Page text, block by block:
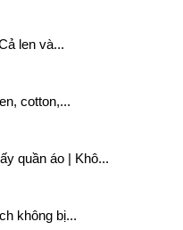
len và...
cotton,...
quần áo | Khô...
không bị...